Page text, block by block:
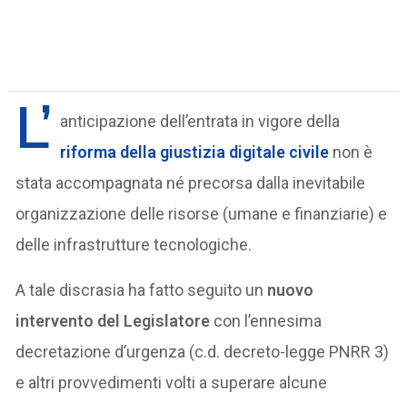
L’ anticipazione dell’entrata in vigore della
riforma della giustizia digitale civile non è
stata accompagnata né precorsa dalla inevitabile
organizzazione delle risorse (umane e finanziarie) e
delle infrastrutture tecnologiche.
A tale discrasia ha fatto seguito un nuovo
intervento del Legislatore con l’ennesima
decretazione d’urgenza (c.d. decreto-legge PNRR 3)
e altri provvedimenti volti a superare alcune